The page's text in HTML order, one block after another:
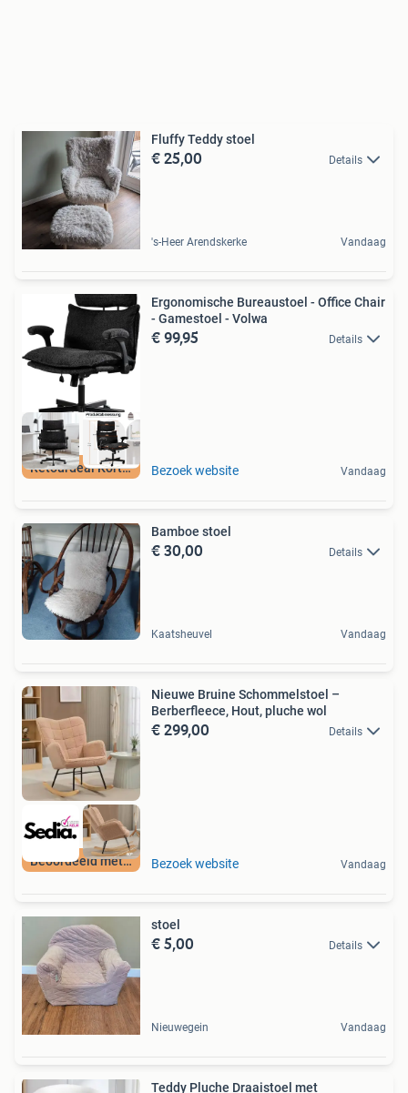
Fluffy Teddy stoel
€ 25,00 Details
's-Heer Arendskerke Vandaag
Retourdeal Korting
Ergonomische Bureaustoel - Office Chair
- Gamestoel - Volwa
€ 99,95 Details
Bezoek website Vandaag
Bamboe stoel
€ 30,00 Details
Kaatsheuvel Vandaag
Beoordeeld met 9+
Nieuwe Bruine Schommelstoel –
Berberfleece, Hout, pluche wol
€ 299,00 Details
Bezoek website Vandaag
stoel
€ 5,00 Details
Nieuwegein Vandaag
Teddy Pluche Draaistoel met